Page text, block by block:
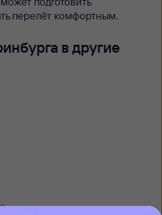
перелёт комфортным.
в другие